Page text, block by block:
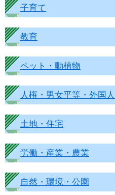
子育て
教育
ペット・動植物
人権・男女平等・外国人
土地・住宅
労働・産業・農業
自然・環境・公園